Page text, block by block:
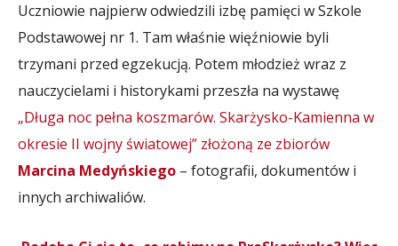
Uczniowie najpierw odwiedzili izbę pamięci w Szkole
Podstawowej nr 1. Tam właśnie więźniowie byli
trzymani przed egzekucją. Potem młodzież wraz z
nauczycielami i historykami przeszła na wystawę
„Długa noc pełna koszmarów. Skarżysko-Kamienna w
okresie II wojny światowej” złożoną ze zbiorów
Marcina Medyńskiego – fotografii, dokumentów i
innych archiwaliów.